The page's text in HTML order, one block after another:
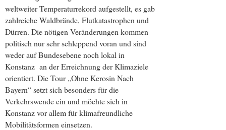
weltweiter Temperaturrekord aufgestellt, es gab
zahlreiche Waldbrände, Flutkatastrophen und
Dürren. Die nötigen Veränderungen kommen
politisch nur sehr schleppend voran und sind
weder auf Bundesebene noch lokal in
Konstanz an der Erreichnung der Klimaziele
orientiert. Die Tour „Ohne Kerosin Nach
Bayern“ setzt sich besonders für die
Verkehrswende ein und möchte sich in
Konstanz vor allem für klimafreundliche
Mobilitätsformen einsetzen.